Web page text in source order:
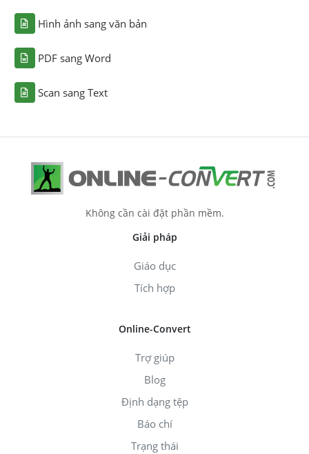
Hình ảnh sang văn bản
PDF sang Word
Scan sang Text
Không cần cài đặt phần mềm.
Giải pháp
Giáo dục
Tích hợp
Online-Convert
Trợ giúp
Blog
Định dạng tệp
Báo chí
Trạng thái